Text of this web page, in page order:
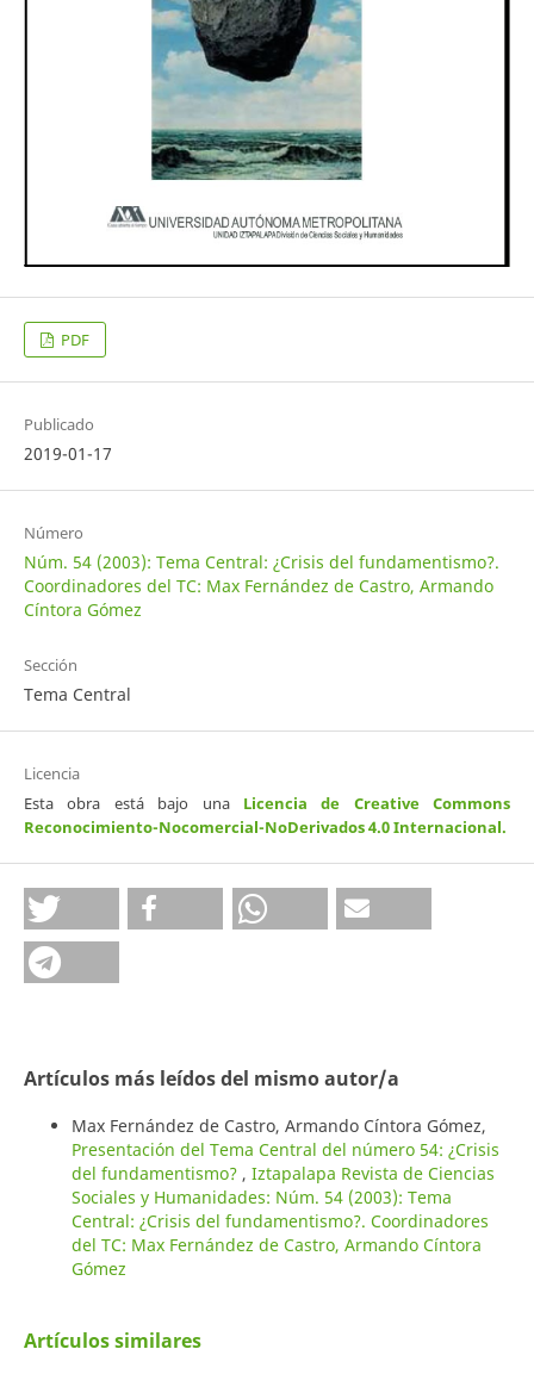
PDF
Publicado
2019-01-17
Número
Núm. 54 (2003): Tema Central: ¿Crisis del fundamentismo?.
Coordinadores del TC: Max Fernández de Castro, Armando
Cíntora Gómez
Sección
Tema Central
Licencia
Esta obra está bajo una Licencia de Creative Commons
Reconocimiento-Nocomercial-NoDerivados 4.0 Internacional.
Artículos más leídos del mismo autor/a
Max Fernández de Castro, Armando Cíntora Gómez,
Presentación del Tema Central del número 54: ¿Crisis
del fundamentismo? , Iztapalapa Revista de Ciencias
Sociales y Humanidades: Núm. 54 (2003): Tema
Central: ¿Crisis del fundamentismo?. Coordinadores
del TC: Max Fernández de Castro, Armando Cíntora
Gómez
Artículos similares